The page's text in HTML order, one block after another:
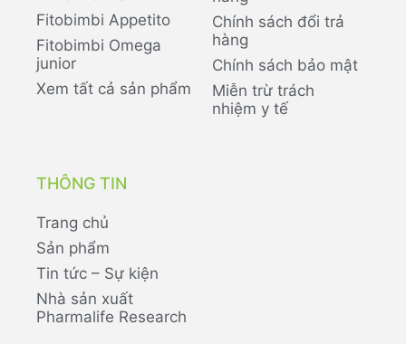
Fitobimbi Appetito
Fitobimbi Omega
junior
Xem tất cả sản phẩm
Chính sách đổi trả
hàng
Chính sách bảo mật
Miễn trừ trách
nhiệm y tế
THÔNG TIN
Trang chủ
Sản phẩm
Tin tức – Sự kiện
Nhà sản xuất
Pharmalife Research